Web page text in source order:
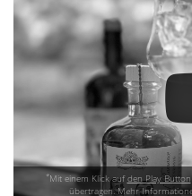
*Mit einem Klick aufden Play Button
übertragen. Mehr